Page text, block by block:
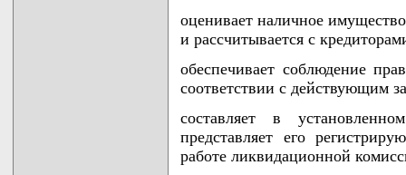
оценивает наличное
и рассчитывается с
обеспечивает соблюдение
соответствии с действующим
составляет в
представляет его
работе ликвидационной